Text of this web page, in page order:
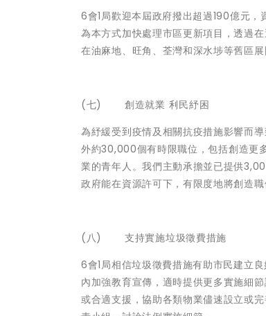
6會1局歡迎本屆政府撥出超過190億元
為本方式加快處理市區更新項目，透過
在油麻地、旺角、荃灣和深水埗等舊區
(七) 創造就業 利民紓困
為紓緩受到疫情及相關抗疫措施影響而
外約30,000個有時限職位，包括創造更
業的青年人。我們主動承擔並已提供
政府能在資源許可下，有限度地將創造
(八) 支持實施垃圾徵費措施
6會1局相信垃圾徵費措施有助市民建立
內加強教育宣傳，適時提供更多實施細
或合適支援，協助各類物業儘速設立或